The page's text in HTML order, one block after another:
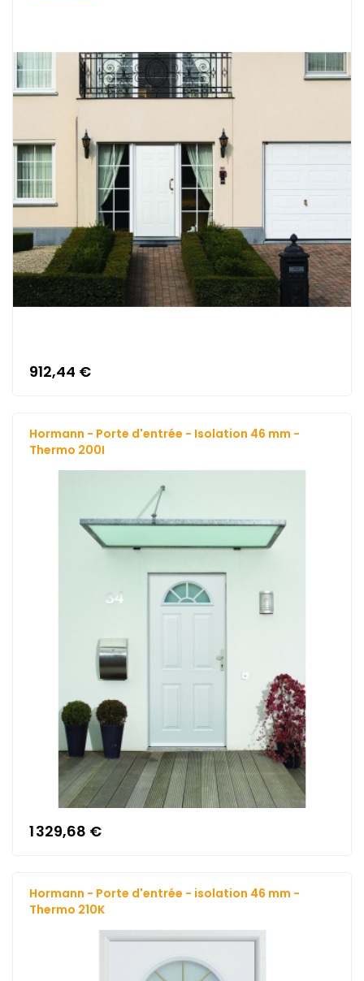
912,44 €
Hormann - Porte d'entrée - Isolation 46 mm -
Thermo 200I
1 329,68 €
Hormann - Porte d'entrée - isolation 46 mm -
Thermo 210K